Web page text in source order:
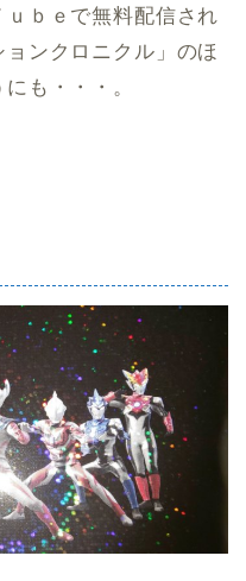
ｂｅで無料配信され
ンクロニクル」のほ
も・・・。